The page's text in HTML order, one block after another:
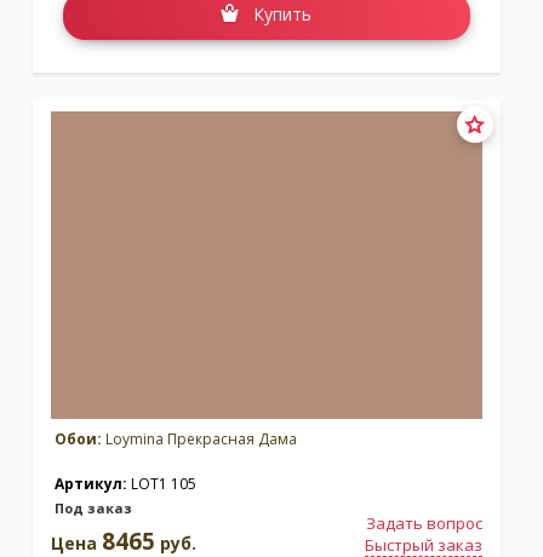
Купить
Обои: Loymina Прекрасная Дама
Артикул: LOT1 105
Под заказ
Задать вопрос
Быстрый заказ
Цена 8465 руб.